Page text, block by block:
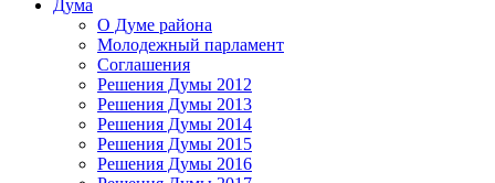
Дума
О Думе района
Молодежный парламент
Соглашения
Решения Думы 2012
Решения Думы 2013
Решения Думы 2014
Решения Думы 2015
Решения Думы 2016